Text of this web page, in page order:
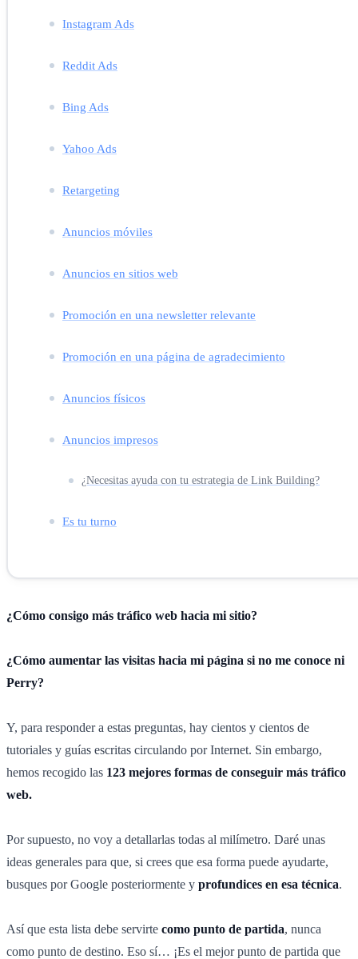
Instagram Ads
Reddit Ads
Bing Ads
Yahoo Ads
Retargeting
Anuncios móviles
Anuncios en sitios web
Promoción en una newsletter relevante
Promoción en una página de agradecimiento
Anuncios físicos
Anuncios impresos
¿Necesitas ayuda con tu estrategia de Link Building?
Es tu turno
¿Cómo consigo más tráfico web hacia mi sitio?
¿Cómo aumentar las visitas hacia mi página si no me conoce ni
Perry?
Y, para responder a estas preguntas, hay cientos y cientos de
tutoriales y guías escritas circulando por Internet. Sin embargo,
hemos recogido las 123 mejores formas de conseguir más tráfico
web.
Por supuesto, no voy a detallarlas todas al milímetro. Daré unas
ideas generales para que, si crees que esa forma puede ayudarte,
busques por Google posteriormente y profundices en esa técnica.
Así que esta lista debe servirte como punto de partida, nunca
como punto de destino. Eso sí… ¡Es el mejor punto de partida que